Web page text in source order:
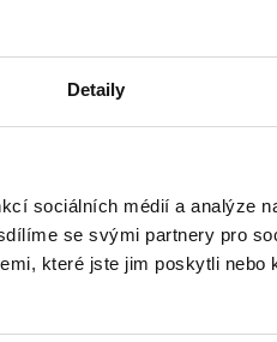
Detaily
sociálních médií a analýze
se svými partnery pro
které jste jim poskytli nebo
shrnutí
a